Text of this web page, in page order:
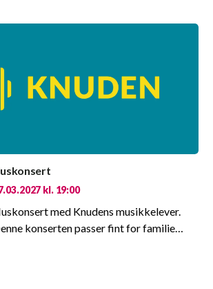
kl. 19:00
med Knudens musikkelever.
konserten passer fint for familie…